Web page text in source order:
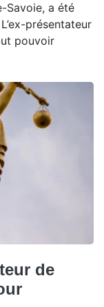
Savoie, a été
présentateur
pouvoir
de